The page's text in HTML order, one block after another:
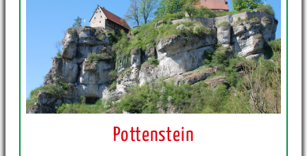
Pottenstein